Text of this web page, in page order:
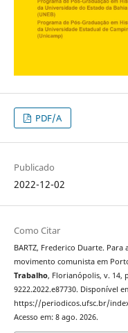
PDF/A
Publicado
2022-12-02
Como Citar
BARTZ, Frederico Duarte.
movimento comunista em
Trabalho, Florianópolis, v. 14,
9222.2022.e87730. Disponível
https://periodicos.ufsc.br/
Acesso em: 8 ago. 2026.